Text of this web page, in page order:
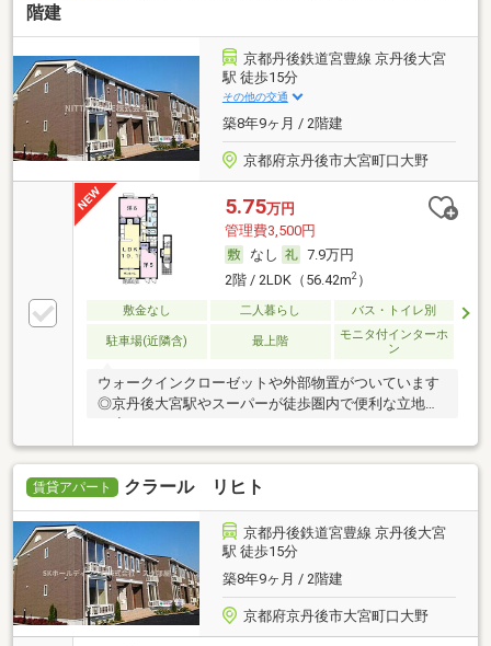
階建
京都丹後鉄道宮豊線 京丹後大宮
駅 徒歩15分
その他の交通
築8年9ヶ月 / 2階建
京都府京丹後市大宮町口大野
5.75万円
管理費3,500円
なし
7.9万円
2階 / 2LDK（56.42m2）
敷金なし 二人暮らし バス・トイレ別
駐車場(近隣含) 最上階
モニタ付インターホ
ン
ウォークインクローゼットや外部物置がついています
◎京丹後大宮駅やスーパーが徒歩圏内で便利な立地で
賃貸アパート クラール リヒト
京都丹後鉄道宮豊線 京丹後大宮
駅 徒歩15分
築8年9ヶ月 / 2階建
京都府京丹後市大宮町口大野